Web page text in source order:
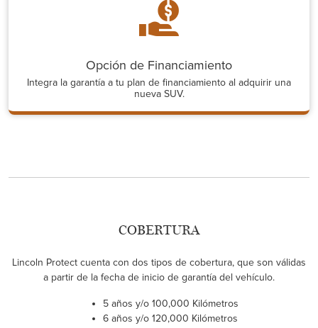
Opción de Financiamiento
Integra la garantía a tu plan de financiamiento al adquirir una
nueva SUV.
COBERTURA
Lincoln Protect cuenta con dos tipos de cobertura, que son válidas
a partir de la fecha de inicio de garantía del vehículo.
5 años y/o 100,000 Kilómetros
6 años y/o 120,000 Kilómetros